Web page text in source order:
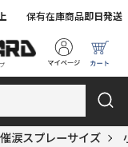
保有在庫商品即日発送
催涙スプレーサイズ